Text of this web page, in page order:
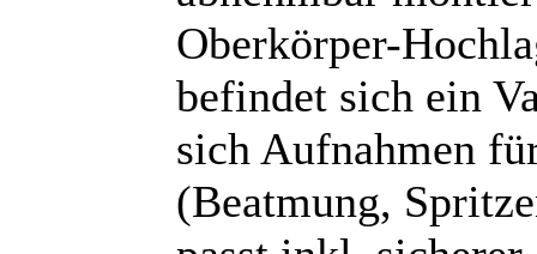
Oberkörper-
befindet sich ein
sich Aufnahmen
(Beatmung,